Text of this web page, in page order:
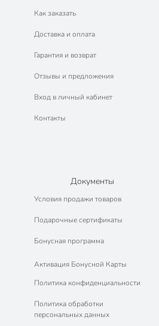
Как заказать
Доставка и оплата
Гарантия и возврат
Отзывы и предложения
Вход в личный кабинет
Контакты
Документы
Условия продажи товаров
Подарочные сертификаты
Бонусная программа
Активация Бонусной Карты
Политика конфиденциальности
Политика обработки
персональных данных